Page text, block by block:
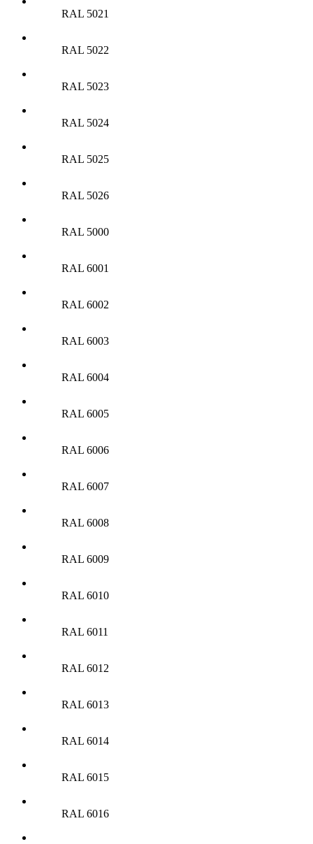
RAL 5021
RAL 5022
RAL 5023
RAL 5024
RAL 5025
RAL 5026
RAL 5000
RAL 6001
RAL 6002
RAL 6003
RAL 6004
RAL 6005
RAL 6006
RAL 6007
RAL 6008
RAL 6009
RAL 6010
RAL 6011
RAL 6012
RAL 6013
RAL 6014
RAL 6015
RAL 6016